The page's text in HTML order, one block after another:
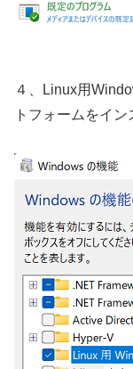
４、Linux用
トフォームをイン